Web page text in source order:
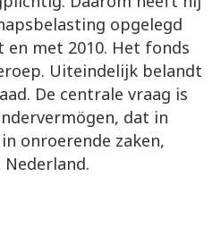
opgelegd
en met 2010. Het fonds
Uiteindelijk belandt
De centrale vraag is
dat in
onroerende zaken,